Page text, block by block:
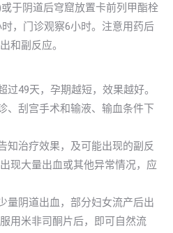
于阴道后穹窟放置卡前列甲酯栓
，门诊观察6小时。注意用药后
和副反应。
过49天，孕期越短，效果越好。
、刮宫手术和输液、输血条件下
知治疗效果，及可能出现的副反
现大量出血或其他异常情况，应
量阴道出血，部分妇女流产后出
用米非司酮片后，即可自然流